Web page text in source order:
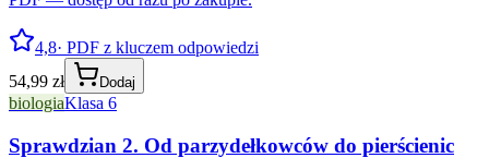
4,8· PDF z kluczem odpowiedzi
54,99 zł
Dodaj
biologiaKlasa 6
Sprawdzian 2. Od parzydełkowców do pierścienic